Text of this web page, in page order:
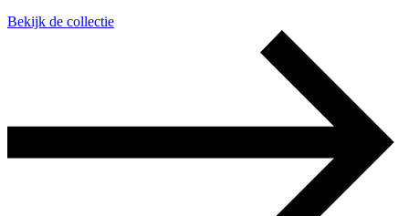
Bekijk de collectie